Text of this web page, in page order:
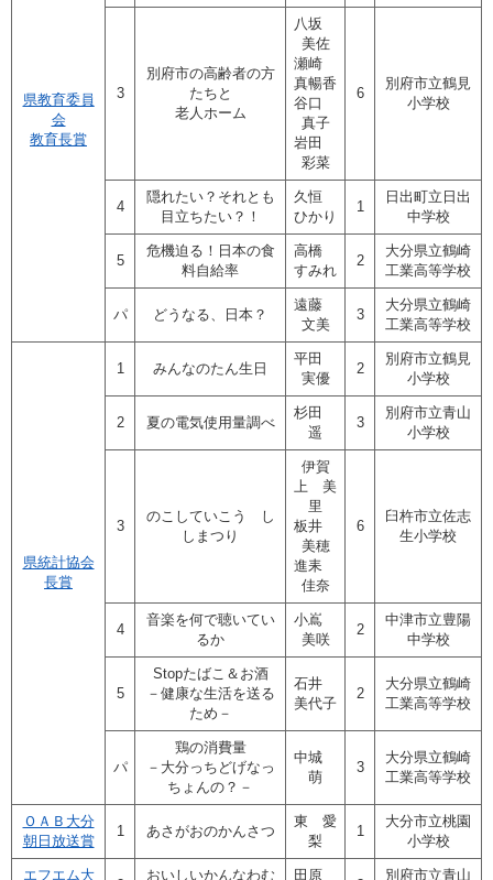
県教育委員
会
教育長賞
3
別府市の高齢者の方
たちと
老人ホーム
八坂
美佐
瀬崎
真暢香
谷口
真子
岩田
彩菜
6
別府市立鶴見
小学校
4
隠れたい？それとも
目立ちたい？！
久恒
ひかり
1
日出町立日出
中学校
5
危機迫る！日本の食
料自給率
高橋
すみれ
2
大分県立鶴崎
工業高等学校
パ どうなる、日本？
遠藤
文美
3
大分県立鶴崎
工業高等学校
県統計協会
長賞
1 みんなのたん生日
平田
実優
2
別府市立鶴見
小学校
2 夏の電気使用量調べ
杉田
遥
3
別府市立青山
小学校
3
のこしていこう し
しまつり
伊賀
上 美
里
板井
美穂
進耒
佳奈
6
臼杵市立佐志
生小学校
4
音楽を何で聴いてい
るか
小嶌
美咲
2
中津市立豊陽
中学校
5
Stopたばこ＆お酒
－健康な生活を送る
ため－
石井
美代子
2
大分県立鶴崎
工業高等学校
パ
鶏の消費量
－大分っちどげなっ
ちょんの？－
中城
萌
3
大分県立鶴崎
工業高等学校
ＯＡＢ大分
朝日放送賞
1 あさがおのかんさつ
東 愛
梨
1
大分市立桃園
小学校
エフエム大 おいしいかんなわむ 田原 別府市立青山